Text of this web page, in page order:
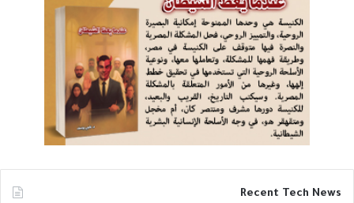
نتائج عادلة وشفافة وموثقة ومقنعة؟ هل ستنسحب
من المشهد كما هي عادتها وتؤكد أنه إذا أحرق لنا
الأعداء كنائسنا فسنصلي مع إخواننا المسلمين في
جوامعهم، لأننا نعيش في أزهى عصورنا للدرجة التي
يمكننا بها كمسيحيين أن نتخذ من شيخ الجامع الأزهر
إمامًا لنا؟ أين هي تصريحات وتعليقات أصحاب تلك
العبارات سيئة السمعة في مثل هذه المواقف
والأحداث التي تمر بها مصر اليوم؟ ماذا سيقولون لقادة
أرواح الأبرياء من أطفال الشعب المسيحي المصري؟
Recent Tech News